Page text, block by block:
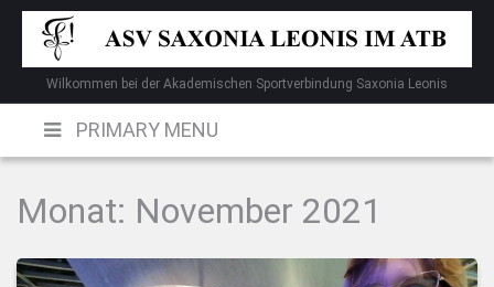
Skip
content
Wilkommen bei der Akademischen Sportverbindung Saxonia Leonis
PRIMARY MENU
Monat: November 2021